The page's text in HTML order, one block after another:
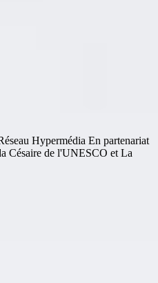
Hypermédia En partenariat
Césaire de l'UNESCO et La